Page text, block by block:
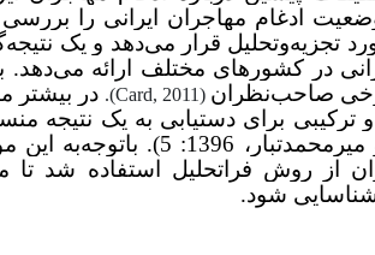
ادغام مهاجران ایرانی را بررسی
تجزیه‌وتحلیل قرار می‌دهد و یک
در کشورهای مختلف ارائه می‌دهد.
صاحب‌نظران (
Card, 2011
). در
ترکیبی برای دستیابی به یک نتیجه
نتیجه توسط روش فراتحلیل محقق خواهد شد
از روش فراتحلیل استفاده شد تا
شناسایی شود.